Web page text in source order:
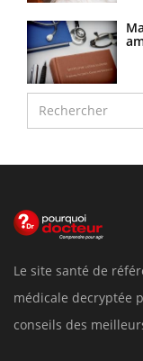
Le site santé de
médicale decryptée
conseils des